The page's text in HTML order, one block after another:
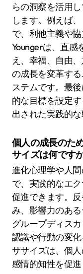
らの洞察を活用
します。例えば
で、利他主義や
Youngerは、直感
え、幸福、自由
の成長を変革す
ステムです。最
的な目標を設定
出された実践的な
個人の成長のた
サイズは何です
進化心理学や人
で、実践的なエ
促進できます。
み、影響力のある
グループディス
認識や行動の変
ササイズは、個
感情的知性を促進